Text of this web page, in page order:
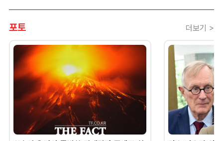
포토 더보기 >